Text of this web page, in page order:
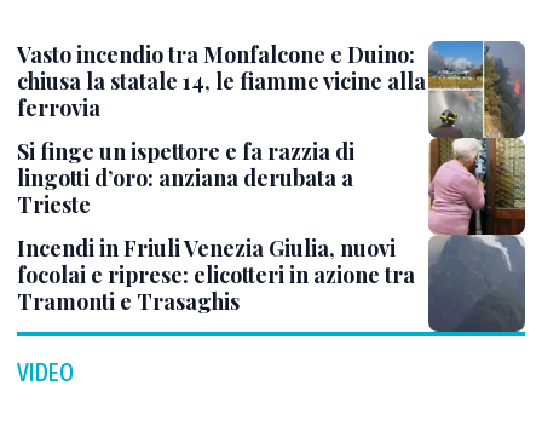
Vasto incendio tra Monfalcone e Duino:
chiusa la statale 14, le fiamme vicine alla
ferrovia
Si finge un ispettore e fa razzia di
lingotti d’oro: anziana derubata a
Trieste
Incendi in Friuli Venezia Giulia, nuovi
focolai e riprese: elicotteri in azione tra
Tramonti e Trasaghis
VIDEO